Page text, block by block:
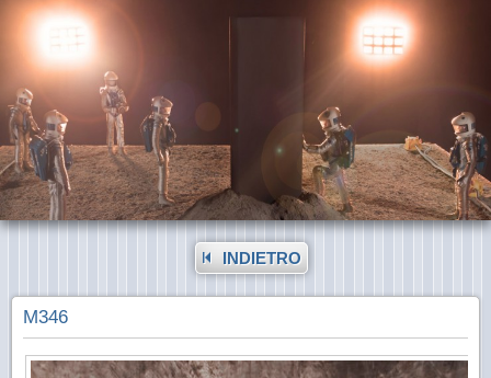
INDIETRO
M346